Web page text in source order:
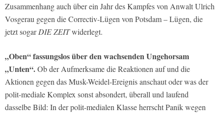
Zusammenhang auch über ein Jahr des Kampfes von Anwalt Ulrich
Vosgerau gegen die Correctiv-Lügen von Potsdam – Lügen, die
jetzt sogarDIE ZEITwiderlegt.
„Oben“ fassungslos über den wachsenden Ungehorsam
„Unten“.Ob der Aufmerksame die Reaktionen auf und die
Aktionen gegen das Musk-Weidel-Ereignis anschaut oder was der
polit-mediale Komplex sonst absondert, überall und laufend
dasselbe Bild: In der polit-medialen Klasse herrscht Panik wegen